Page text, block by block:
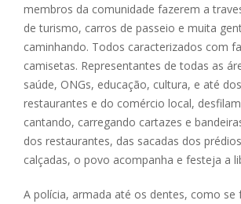
membros da comunidade fazerem a
de turismo, carros de passeio e muita
caminhando. Todos caracterizados com
camisetas. Representantes de todas as
saúde, ONGs, educação, cultura, e até
restaurantes e do comércio local,
cantando, carregando cartazes e
dos restaurantes, das sacadas dos
calçadas, o povo acompanha e festeja a
A polícia, armada até os dentes, como se